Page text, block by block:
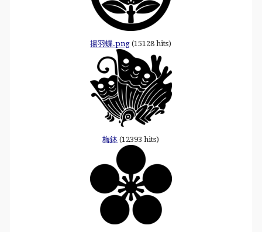
揚羽蝶.png (15128 hits)
梅鉢 (12393 hits)